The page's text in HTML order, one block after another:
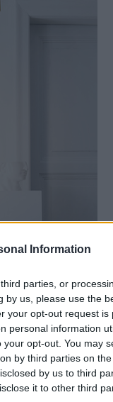
Information
parties, or
us, please use the
your opt-out request is
personal information
opt-out. You may
by third parties on the
by us to third
it to other third